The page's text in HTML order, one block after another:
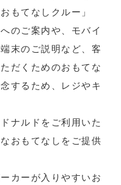
もてなしクルー」
のご案内や、モバイ
末のご説明など、客
だくためのおもてな
するため、レジやキ
ナルドをご利用いた
おもてなしをご提供
カーが入りやすいお